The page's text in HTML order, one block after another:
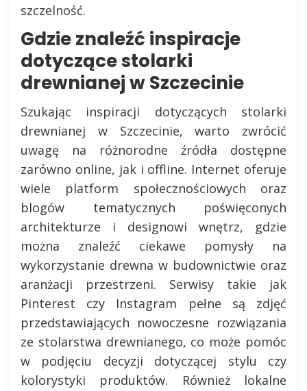
szczelność.
Gdzie znaleźć inspiracje
dotyczące stolarki
drewnianej w Szczecinie
Szukając inspiracji dotyczących stolarki
drewnianej w Szczecinie, warto zwrócić
uwagę na różnorodne źródła dostępne
zarówno online, jak i offline. Internet oferuje
wiele platform społecznościowych oraz
blogów tematycznych poświęconych
architekturze i designowi wnętrz, gdzie
można znaleźć ciekawe pomysły na
wykorzystanie drewna w budownictwie oraz
aranżacji przestrzeni. Serwisy takie jak
Pinterest czy Instagram pełne są zdjęć
przedstawiających nowoczesne rozwiązania
ze stolarstwa drewnianego, co może pomóc
w podjęciu decyzji dotyczącej stylu czy
kolorystyki produktów. Również lokalne